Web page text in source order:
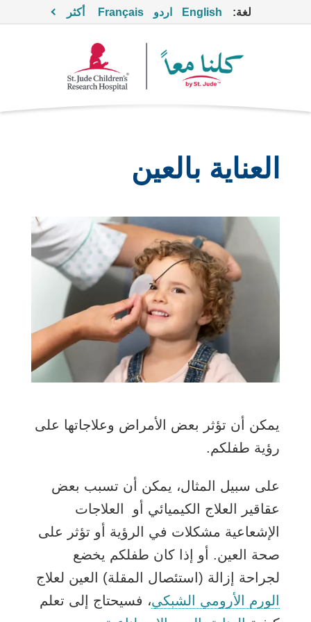
لغة: English اردو Français أكثر
العناية بالعين
يمكن أن تؤثر بعض الأمراض وعلاجاتها على
رؤية طفلكم.
على سبيل المثال، يمكن أن تسبب بعض
عقاقير العلاج الكيميائي أو العلاجات
الإشعاعية مشكلات في الرؤية أو تؤثر على
صحة العين. أو إذا كان طفلكم يخضع
لجراحة إزالة (استئصال المقلة) العين لعلاج
الورم الأرومي الشبكييفتح
، فسيحتاج إلى تعلم